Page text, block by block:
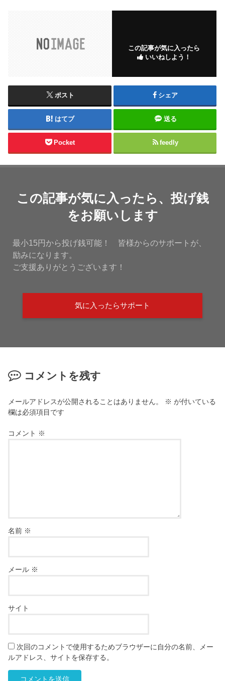
この記事が気に入ったら
いいねしよう！
ポスト シェア
はてブ 送る
Pocket feedly
この記事が気に入ったら、投げ銭
をお願いします
最小15円から投げ銭可能！ 皆様からのサポートが、
励みになります。
ご支援ありがとうございます！
気に入ったらサポート
コメントを残す
メールアドレスが公開されることはありません。 ※ が付いている
欄は必須項目です
コメント ※
名前 ※
メール ※
サイト
次回のコメントで使用するためブラウザーに自分の名前、メー
ルアドレス、サイトを保存する。